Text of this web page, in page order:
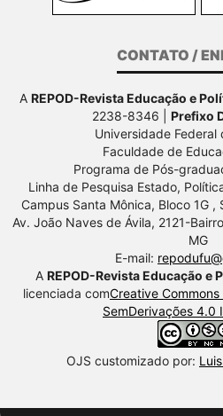
CONTATO /
A REPOD-Revista Educação e
2238-8346 | Prefixo
Universidade Federal
Faculdade de
Programa de Pós-
Linha de Pesquisa Estado,
Campus Santa Mônica, Bloco 1G
Av. João Naves de Ávila, 2121-
MG
E-mail:
A REPOD-Revista Educação e
licenciada comCreative
SemDerivações 4.0
OJS customizado por: